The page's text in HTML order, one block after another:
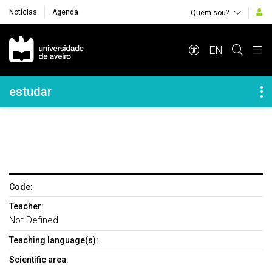
Notícias Agenda Quem sou?
Navegação Principal
EN
Navegação Lateral
estudar
Code:
Teacher:
Not Defined
Teaching language(s):
Scientific area: